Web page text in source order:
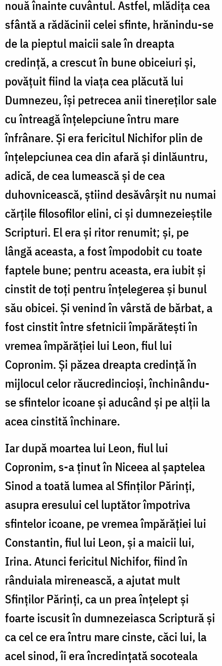
nouă înainte cuvântul. Astfel, mlădița cea
sfântă a rădăcinii celei sfinte, hrănindu-se
de la pieptul maicii sale în dreapta
credință, a crescut în bune obiceiuri și,
povățuit fiind la viața cea plăcută lui
Dumnezeu, își petrecea anii tinereților sale
cu întreagă înțelepciune întru mare
înfrânare. Și era fericitul Nichifor plin de
înțelepciunea cea din afară și dinlăuntru,
adică, de cea lumească și de cea
duhovnicească, știind desăvârșit nu numai
cărțile filosofilor elini, ci și dumnezeieștile
Scripturi. El era și ritor renumit; și, pe
lângă aceasta, a fost împodobit cu toate
faptele bune; pentru aceasta, era iubit și
cinstit de toți pentru înțelegerea și bunul
său obicei. Și venind în vârstă de bărbat, a
fost cinstit între sfetnicii împărătești în
vremea împărăției lui Leon, fiul lui
Copronim. Și păzea dreapta credință în
mijlocul celor răucredincioși, închinându-
se sfintelor icoane și aducând și pe alții la
acea cinstită închinare.
Iar după moartea lui Leon, fiul lui
Copronim, s-a ținut în Niceea al șaptelea
Sinod a toată lumea al Sfinților Părinți,
asupra eresului cel luptător împotriva
sfintelor icoane, pe vremea împărăției lui
Constantin, fiul lui Leon, și a maicii lui,
Irina. Atunci fericitul Nichifor, fiind în
rânduiala mirenească, a ajutat mult
Sfinților Părinți, ca un prea înțelept și
foarte iscusit în dumnezeiasca Scriptură și
ca cel ce era întru mare cinste, căci lui, la
acel sinod, îi era încredințată socoteala